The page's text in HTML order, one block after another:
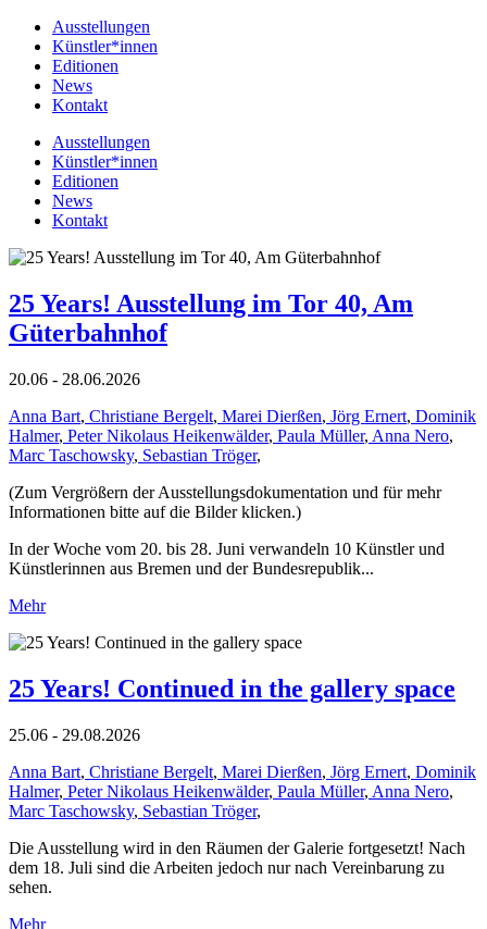
Ausstellungen
Künstler*innen
Editionen
News
Kontakt
Ausstellungen
Künstler*innen
Editionen
News
Kontakt
25 Years! Ausstellung im Tor 40, Am
Güterbahnhof
20.06 - 28.06.2026
Anna Bart, Christiane Bergelt, Marei Dierßen, Jörg Ernert, Dominik
Halmer, Peter Nikolaus Heikenwälder, Paula Müller, Anna Nero,
Marc Taschowsky, Sebastian Tröger,
(Zum Vergrößern der Ausstellungsdokumentation und für mehr
Informationen bitte auf die Bilder klicken.)
In der Woche vom 20. bis 28. Juni verwandeln 10 Künstler und
Künstlerinnen aus Bremen und der Bundesrepublik...
Mehr
25 Years! Continued in the gallery space
25.06 - 29.08.2026
Anna Bart, Christiane Bergelt, Marei Dierßen, Jörg Ernert, Dominik
Halmer, Peter Nikolaus Heikenwälder, Paula Müller, Anna Nero,
Marc Taschowsky, Sebastian Tröger,
Die Ausstellung wird in den Räumen der Galerie fortgesetzt! Nach
dem 18. Juli sind die Arbeiten jedoch nur nach Vereinbarung zu
sehen.
Mehr